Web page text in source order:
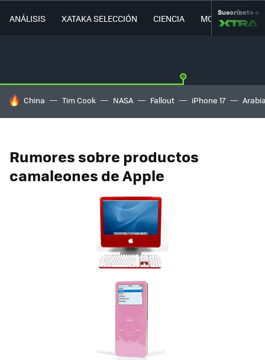
ANÁLISIS XATAKA SELECCIÓN CIENCIA MOVILIDAD
Suscríbete a
HOY SE HABLA DE
China Tim Cook NASA Fallout iPhone 17
Rumores sobre productos
camaleones de Apple